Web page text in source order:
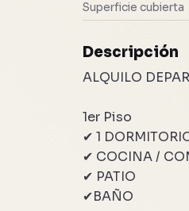
Superficie cubierta
Descripción
ALQUILO
1er Piso
✔ 1
✔ COCINA /
✔ PATIO
✔BAÑO